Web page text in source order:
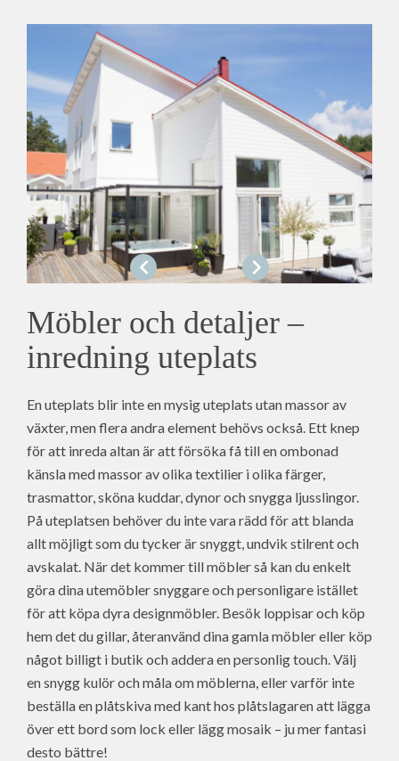
1/5
Möbler och detaljer –
inredning uteplats
En uteplats blir inte en mysig uteplats utan massor av
växter, men flera andra element behövs också. Ett knep
för att inreda altan är att försöka få till en ombonad
känsla med massor av olika textilier i olika färger,
trasmattor, sköna kuddar, dynor och snygga ljusslingor.
På uteplatsen behöver du inte vara rädd för att blanda
allt möjligt som du tycker är snyggt, undvik stilrent och
avskalat. När det kommer till möbler så kan du enkelt
göra dina utemöbler snyggare och personligare istället
för att köpa dyra designmöbler. Besök loppisar och köp
hem det du gillar, återanvänd dina gamla möbler eller köp
något billigt i butik och addera en personlig touch. Välj
en snygg kulör och måla om möblerna, eller varför inte
beställa en plåtskiva med kant hos plåtslagaren att lägga
över ett bord som lock eller lägg mosaik – ju mer fantasi
desto bättre!